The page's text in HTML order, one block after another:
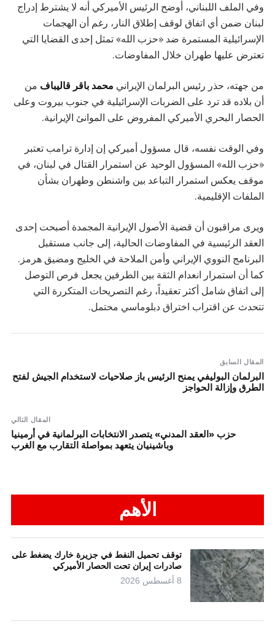
وفي الملف اللبناني، أوضح الرئيس الأميركي أنه لا يشترط إدراج
لبنان ضمن أي اتفاق لوقف إطلاق النار، رغم أن الهجمات
الإسرائيلية المستمرة ضد «حزب الله» تمثل إحدى القضايا التي
تعترض عليها طهران خلال المفاوضات.
من جهته، حذر رئيس البرلمان الإيراني محمد باقر قاليباف من
أن بلاده قد ترد على الضربات الإسرائيلية في جنوب بيروت وعلى
الحصار البحري الأميركي المفروض على الموانئ الإيرانية.
وفي الوقت نفسه، قال مسؤول أميركي إن إدارة ترامب تعتبر
«حزب الله» المسؤول الوحيد عن استمرار القتال في لبنان، في
موقف يعكس استمرار التباعد بين واشنطن وطهران بشأن
الملفات الإقليمية.
ويرى مراقبون أن قضية الأصول الإيرانية المجمدة أصبحت إحدى
العقد الرئيسية في المفاوضات الحالية، إلى جانب مستقبل
البرنامج النووي الإيراني وأمن الملاحة في الخليج ومضيق هرمز.
كما أن استمرار انعدام الثقة بين الطرفين يجعل فرص التوصل
إلى اتفاق شامل أكثر تعقيداً، رغم التصريحات المتكررة التي
تتحدث عن اقتراب اختراق دبلوماسي محتمل.
المقال السابق
البرلمان البوليفي يمنح الرئيس باز صلاحيات لاستخدام الجيش لفتح
الطرق وإزالة الحواجز
المقال التالي
حزب «العقد المدني» يتصدر الانتخابات البرلمانية في أرمينيا
وباشينيان يتعهد بمواصلة التقارب مع الغرب
الأهم
توقف تحميل النفط في جزيرة خارك يضغط على
صادرات إيران تحت الحصار الأميركي
8 أغسطس 2026